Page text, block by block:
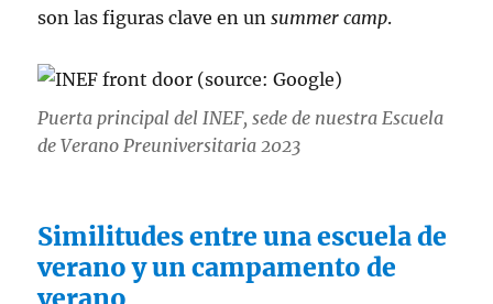
son las figuras clave en unsummer camp.
Puerta principal del INEF, sede de nuestra Escuela
de Verano Preuniversitaria 2023
Similitudes entre una escuela de
verano y un campamento de